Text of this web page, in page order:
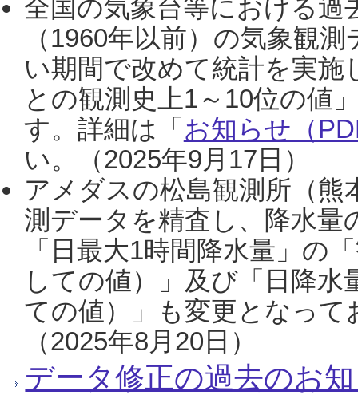
全国の気象台等における過
（1960年以前）の気象観
い期間で改めて統計を実
との観測史上1～10位の値
す。詳細は「 お知らせ（
い。（2025年9月17日）
アメダスの松島観測所（熊
測データを精査し、降水
「日最大1時間降水量」の
しての値）」及び「日降
ての値）」も変更となっ
（2025年8月20日）
データ修正の過去のお